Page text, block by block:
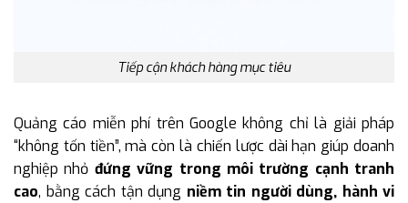
Tiếp cận khách hàng mục tiêu
Quảng cáo miễn phí trên Google không chỉ là giải pháp
“không tốn tiền”, mà còn là chiến lược dài hạn giúp doanh
nghiệp nhỏ đứng vững trong môi trường cạnh tranh
cao, bằng cách tận dụng niềm tin người dùng, hành vi